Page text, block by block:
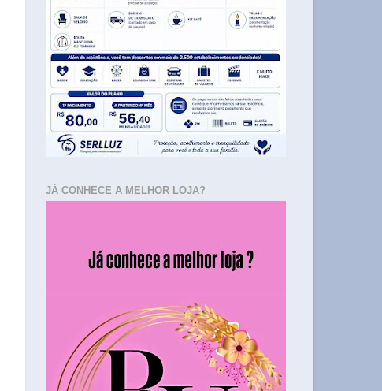
JÁ CONHECE A MELHOR LOJA?